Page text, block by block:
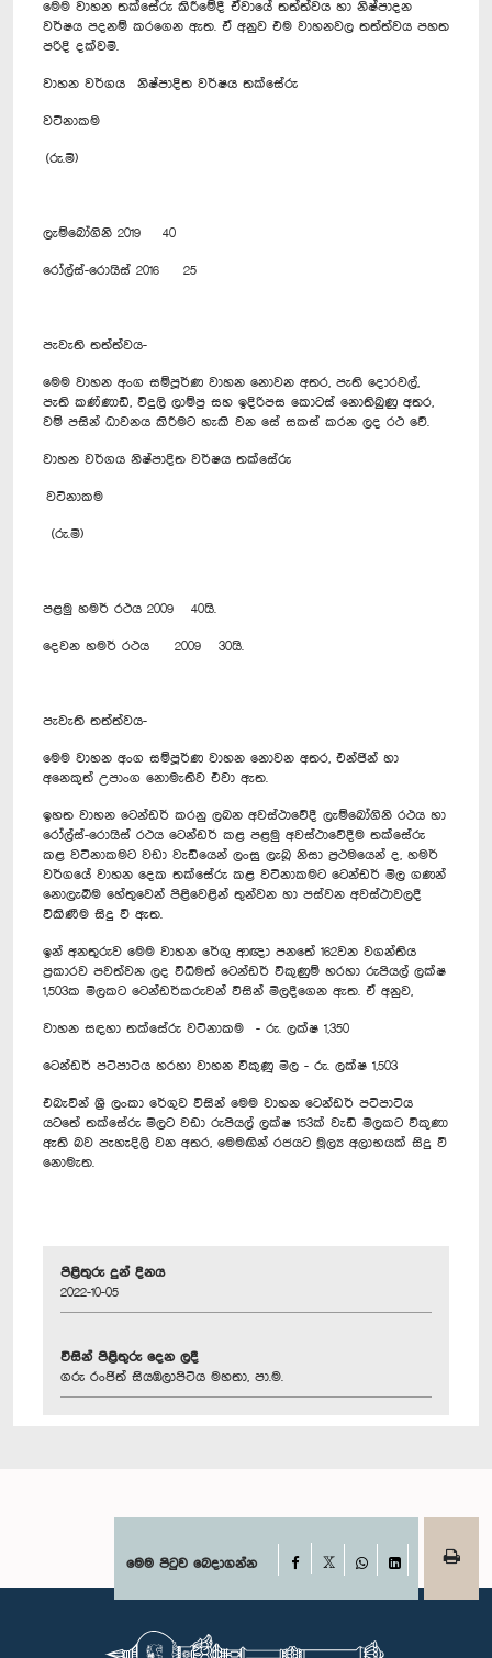
මෙම වාහන තක්සේරු කිරීමේදී ඒවායේ තත්ත්වය හා නිෂ්පාදන
වර්ෂය පදනම් කරගෙන ඇත. ඒ අනුව එම වාහනවල තත්ත්වය පහත
පරිදි දක්වමි.
වාහන වර්ගය නිෂ්පාදිත වර්ෂය තක්සේරු
වටිනාකම
(රු.මි)
ලැම්බෝගිනි 2019 40
රෝල්ස්-රොයිස් 2016 25
පැවැති තත්ත්වය-
මෙම වාහන අංග සම්පූර්ණ වාහන නොවන අතර, පැති දොරවල්,
පැති කණ්ණාඩි, විදුලි ලාම්පු සහ ඉදිරිපස කොටස් නොතිබුණු අතර,
වම් පසින් ධාවනය කිරීමට හැකි වන සේ සකස් කරන ලද රථ වේ.
වාහන වර්ගය නිෂ්පාදිත වර්ෂය තක්සේරු
වටිනාකම
(රු.මි)
පළමු හමර් රථය 2009 40යි.
දෙවන හමර් රථය 2009 30යි.
පැවැති තත්ත්වය-
මෙම වාහන අංග සම්පූර්ණ වාහන නොවන අතර, එන්ජින් හා
අනෙකුත් උපාංග නොමැතිව එවා ඇත.
ඉහත වාහන ටෙන්ඩර් කරනු ලබන අවස්ථාවේදී ලැම්බෝගිනි රථය හා
රෝල්ස්-රොයිස් රථය ටෙන්ඩර් කළ පළමු අවස්ථාවේදීම තක්සේරු
කළ වටිනාකමට වඩා වැඩියෙන් ලංසු ලැබූ නිසා ප්‍රථමයෙන් ද, හමර්
වර්ගයේ වාහන දෙක තක්සේරු කළ වටිනාකමට ටෙන්ඩර් මිල ගණන්
නොලැබීම හේතුවෙන් පිළිවෙළින් තුන්වන හා පස්වන අවස්ථාවලදී
විකිණීම සිදු වී ඇත.
ඉන් අනතුරුව මෙම වාහන රේගු ආඥා පනතේ 162වන වගන්තිය
ප්‍රකාරව පවත්වන ලද විධිමත් ටෙන්ඩර් විකුණුම් හරහා රුපියල් ලක්ෂ
1,503ක මිලකට ටෙන්ඩර්කරුවන් විසින් මිලදීගෙන ඇත. ඒ අනුව,
වාහන සඳහා තක්සේරු වටිනාකම - රු. ලක්ෂ 1,350
ටෙන්ඩර් පටිපාටිය හරහා වාහන විකුණූ මිල - රු. ලක්ෂ 1,503
එබැවින් ශ්‍රී ලංකා රේගුව විසින් මෙම වාහන ටෙන්ඩර් පටිපාටිය
යටතේ තක්සේරු මිලට වඩා රුපියල් ලක්ෂ 153ක් වැඩි මිලකට විකුණා
ඇති බව පැහැදිලි වන අතර, මෙමඟින් රජයට මූල්‍ය අලාභයක් සිදු වී
නොමැත.
පිළිතුරු දුන් දිනය
2022-10-05
විසින් පිළිතුරු දෙන ලදී
ගරු රංජිත් සියඹලාපිටිය මහතා, පා.ම.
මෙම පිටුව බෙදාගන්න Facebook
WhatsAppLinkedIn